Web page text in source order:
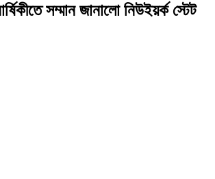
সম্মান জানালো নিউইয়র্ক স্টেট